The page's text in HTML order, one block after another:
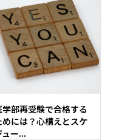
学部再受験で合格する
めには？心構えとスケ
ュー...